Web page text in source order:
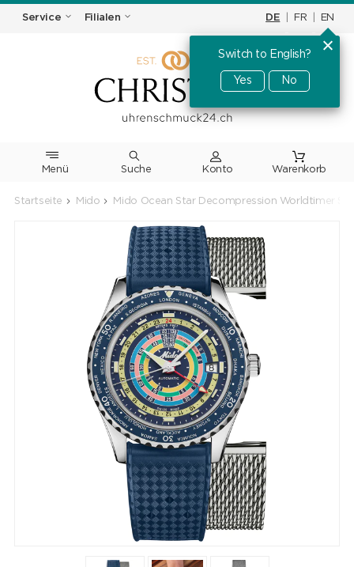
Service Filialen DE FR EN
Switch to English?
Yes No
Menü Suche Warenkorb
Startseite Mido Mido Ocean Star Decompression Worldtimer